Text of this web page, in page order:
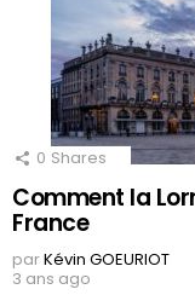
0 Shares
Comment la
France
parKévin GOEURIOT
3 ans ago